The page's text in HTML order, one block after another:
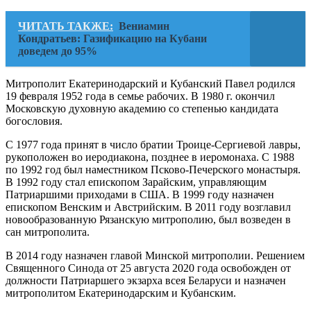
ЧИТАТЬ ТАКЖЕ: Вениамин
Кондратьев: Газификацию на Кубани
доведем до 95%
Митрополит Екатеринодарский и Кубанский Павел родился
19 февраля 1952 года в семье рабочих. В 1980 г. окончил
Московскую духовную академию со степенью кандидата
богословия.
С 1977 года принят в число братии Троице-Сергиевой лавры,
рукоположен во иеродиакона, позднее в иеромонаха. С 1988
по 1992 год был наместником Псково-Печерского монастыря.
В 1992 году стал епископом Зарайским, управляющим
Патриаршими приходами в США. В 1999 году назначен
епископом Венским и Австрийским. В 2011 году возглавил
новообразованную Рязанскую митрополию, был возведен в
сан митрополита.
В 2014 году назначен главой Минской митрополии. Решением
Священного Синода от 25 августа 2020 года освобожден от
должности Патриаршего экзарха всея Беларуси и назначен
митрополитом Екатеринодарским и Кубанским.